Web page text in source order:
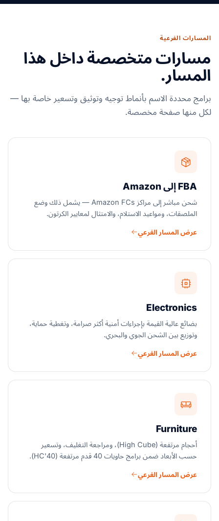
المسارات الفرعية
مسارات متخصصة داخل هذا
المسار.
برامج محددة الاسم بأنماط توجيه وتوثيق وتسعير خاصة بها —
لكل منها صفحة مخصصة.
FBA إلى Amazon
شحن مباشر إلى مراكز Amazon FCs — يشمل ذلك وضع
الملصقات، ومواعيد الاستلام، والامتثال لمعايير الكرتون.
عرض المسار الفرعي
Electronics
بضائع عالية القيمة بإجراءات أمنية أكثر صرامة، وتغطية حماية،
وتوزيع بين الشحن الجوي والبحري.
عرض المسار الفرعي
Furniture
أحجام مرتفعة (High Cube)، ومراجعة التغليف، وتسعير
حسب الأبعاد ضمن برامج حاويات 40 قدم مرتفعة (40'HC).
عرض المسار الفرعي